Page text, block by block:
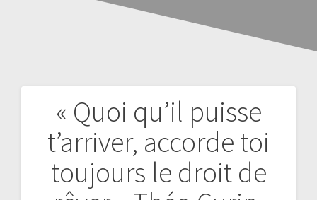
« Quoi qu’il puisse
t’arriver, accorde toi
toujours le droit de